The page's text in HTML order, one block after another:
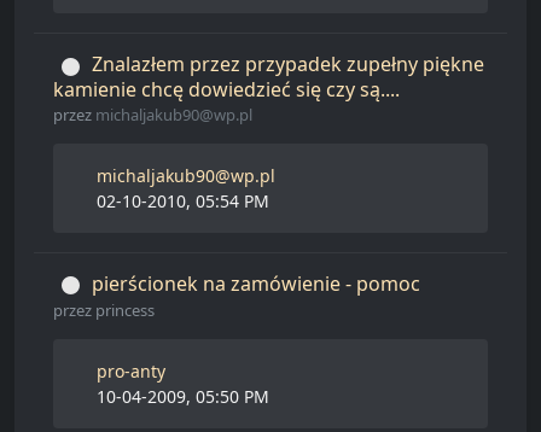
Znalazłem przez przypadek zupełny piękne
kamienie chcę dowiedzieć się czy są....
przez michaljakub90@wp.pl
michaljakub90@wp.pl
02-10-2010, 05:54 PM
pierścionek na zamówienie - pomoc
przez princess
pro-anty
10-04-2009, 05:50 PM